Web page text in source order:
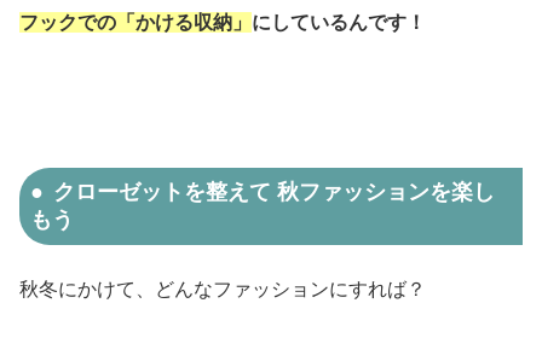
フックでの「かける収納」 にしているんです！
クローゼットを整えて 秋ファッションを楽し
もう
秋冬にかけて、どんなファッションにすれば？